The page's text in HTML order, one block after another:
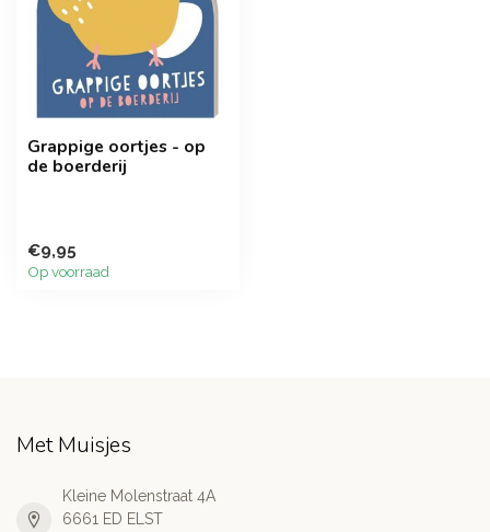
Grappige oortjes - op
de boerderij
€9,95
Op voorraad
Met Muisjes
Kleine Molenstraat 4A
6661 ED ELST